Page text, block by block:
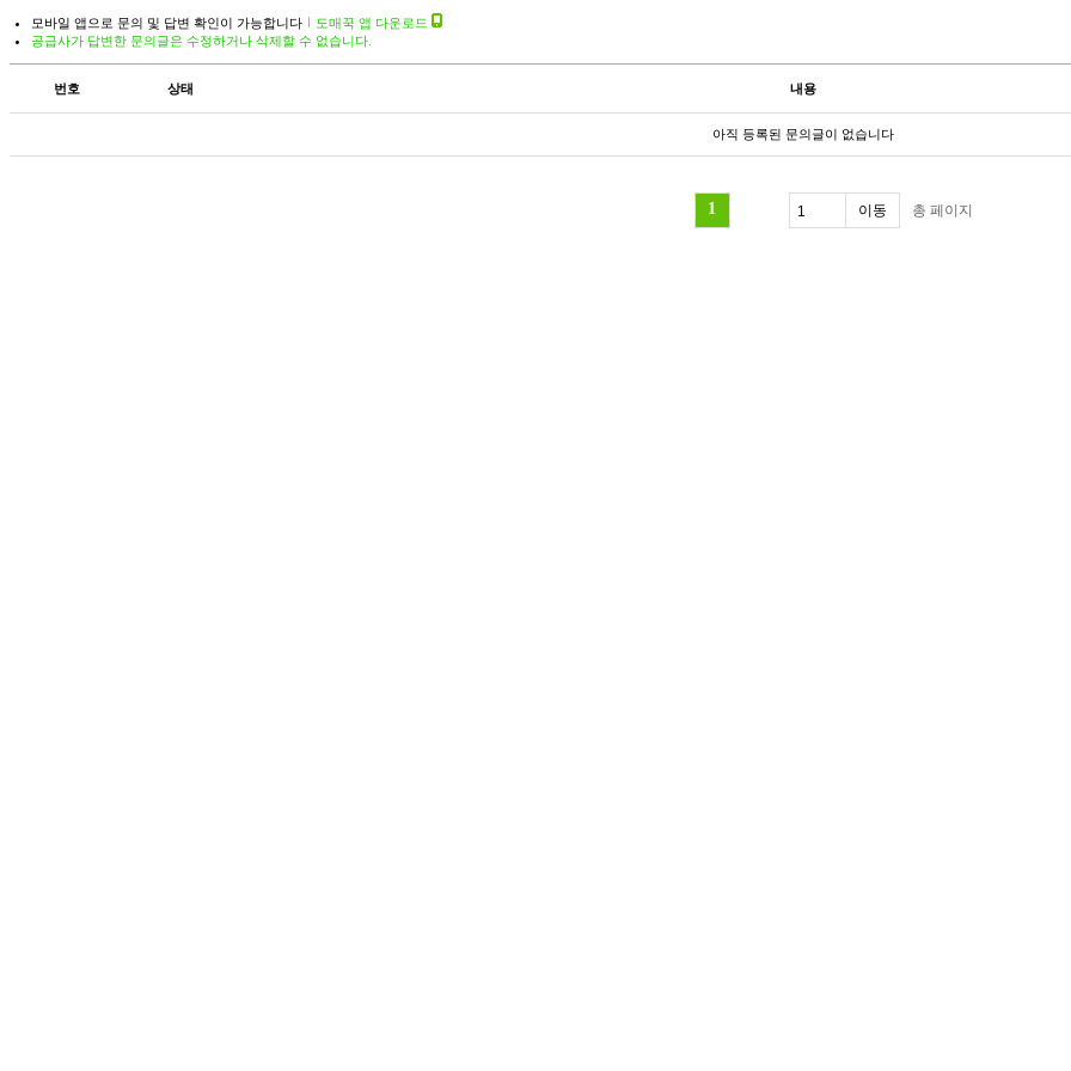
모바일 앱으로 문의 및 답변 확인이 가능합니다
도매꾹 앱 다운로드
공급사가 답변한 문의글은 수정하거나 삭제할 수 없습니다.
번호 상태 내용
아직 등록된 문의글이 없습니다
1 총 페이지